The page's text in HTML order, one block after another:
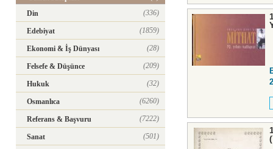
Din
(336)
Edebiyat (1859)
Ekonomi & İş Dünyası (28)
Felsefe & Düşünce (209)
Hukuk (32)
Osmanlıca (6260)
Referans & Başvuru (7222)
Sanat (501)